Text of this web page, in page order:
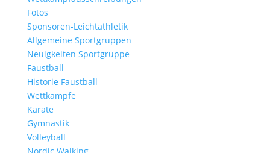
Fotos
Sponsoren-Leichtathletik
Allgemeine Sportgruppen
Neuigkeiten Sportgruppe
Faustball
Historie Faustball
Wettkämpfe
Karate
Gymnastik
Volleyball